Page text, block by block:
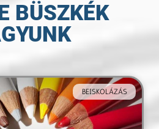
BÜSZKÉK
BEISKOLÁZÁS